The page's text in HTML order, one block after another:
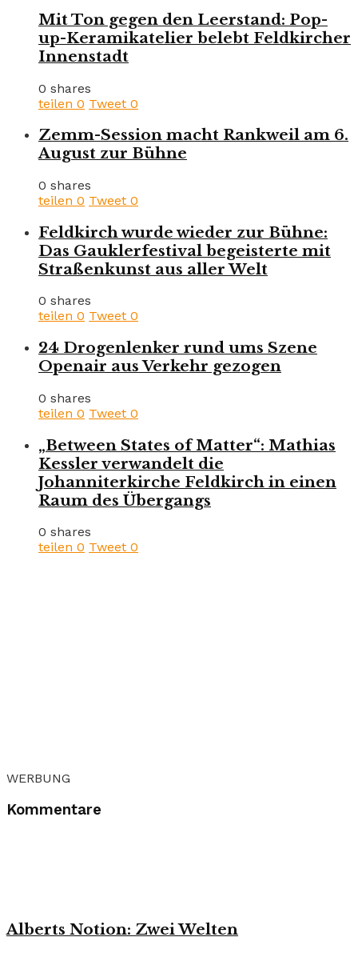
Mit Ton gegen den Leerstand: Pop-
up-Keramikatelier belebt Feldkircher
Innenstadt
0 shares
teilen 0 Tweet 0
Zemm-Session macht Rankweil am 6.
August zur Bühne
0 shares
teilen 0 Tweet 0
Feldkirch wurde wieder zur Bühne:
Das Gauklerfestival begeisterte mit
Straßenkunst aus aller Welt
0 shares
teilen 0 Tweet 0
24 Drogenlenker rund ums Szene
Openair aus Verkehr gezogen
0 shares
teilen 0 Tweet 0
„Between States of Matter“: Mathias
Kessler verwandelt die
Johanniterkirche Feldkirch in einen
Raum des Übergangs
0 shares
teilen 0 Tweet 0
WERBUNG
Kommentare
Alberts Notion: Zwei Welten